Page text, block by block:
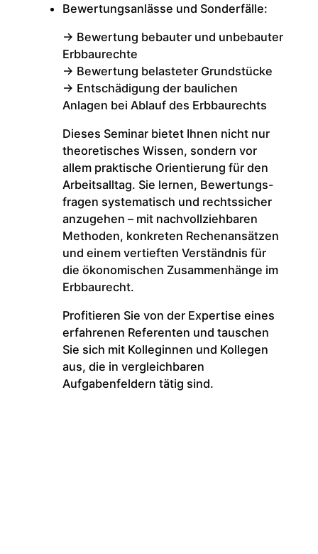
Bewertungsanlässe und Sonderfälle:
-> Bewertung bebauter und unbebauter
Erbbaurechte
-> Bewertung belasteter Grundstücke
-> Entschädigung der baulichen
Anlagen bei Ablauf des Erbbaurechts
Dieses Seminar bietet Ihnen nicht nur
theoretisches Wissen, sondern vor
allem praktische Orientierung für den
Arbeitsalltag. Sie lernen, Bewertungs-
fragen systematisch und rechtssicher
anzugehen – mit nachvollziehbaren
Methoden, konkreten Rechenansätzen
und einem vertieften Verständnis für
die ökonomischen Zusammenhänge im
Erbbaurecht.
Profitieren Sie von der Expertise eines
erfahrenen Referenten und tauschen
Sie sich mit Kolleginnen und Kollegen
aus, die in vergleichbaren
Aufgabenfeldern tätig sind.